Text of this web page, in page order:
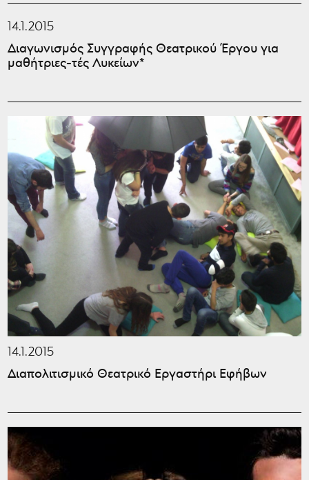
14.1.2015
Διαγωνισμός Συγγραφής Θεατρικού Έργου για
μαθήτριες-τές Λυκείων*
14.1.2015
Διαπολιτισμικό Θεατρικό Εργαστήρι Εφήβων